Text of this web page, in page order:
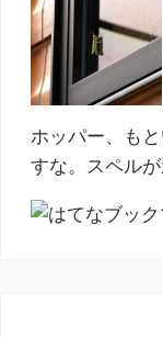
ホッパー、も
すな。スペル